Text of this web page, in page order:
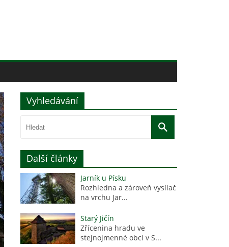
Vyhledávání
Další články
Jarník u Písku
Rozhledna a zároveň vysílač
na vrchu Jar...
Starý Jičín
Zřícenina hradu ve
stejnojmenné obci v S...